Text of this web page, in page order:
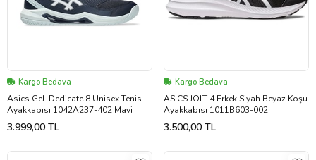
Kargo Bedava
Asics Gel-Dedicate 8 Unisex Tenis
Ayakkabısı 1042A237-402 Mavi
3.999,00 TL
Kargo Bedava
ASICS JOLT 4 Erkek Siyah Beyaz Koşu
Ayakkabısı 1011B603-002
3.500,00 TL